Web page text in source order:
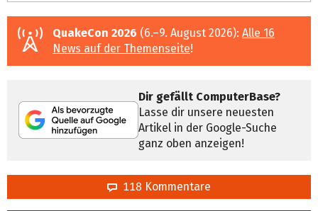
QuakeCon 2026 (6.–9. August 2026): Alle 16
News auf der Themenseite!
Dir gefällt ComputerBase?
Lasse dir unsere neuesten
Artikel in der Google-Suche
ganz oben anzeigen!
118 Kommentare